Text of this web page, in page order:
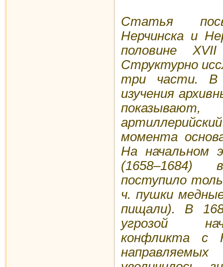
Статья
Нерчинска и
половине
Структурно
три части. В
изучения
момента
На начальном
(1658–1684)
поступило
ч. пушки
пищали). В
угрозой
конфликта с